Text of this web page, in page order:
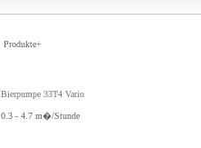
Produkte+
Bierpumpe 33T4 Vario
0.3 - 4.7 m�/Stunde